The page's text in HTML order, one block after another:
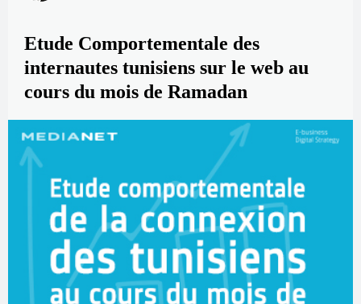
Etude Comportementale des
internautes tunisiens sur le web au
cours du mois de Ramadan